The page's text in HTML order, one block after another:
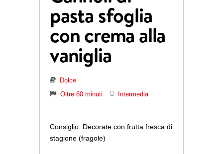
pasta sfoglia
con crema alla
vaniglia
Dolce
Oltre 60 minuti
Intermedia
Consiglio: Decorate con frutta fresca di
stagione (fragole)